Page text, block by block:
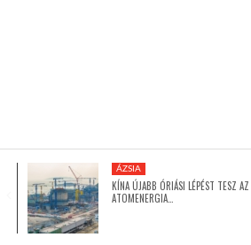
GLOBOTV BP
ÁZSIA
KÍNA ÚJABB ÓRIÁSI LÉPÉST TESZ AZ
ATOMENERGIA…